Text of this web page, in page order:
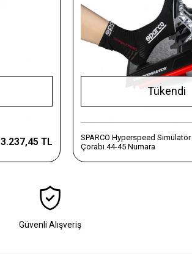
3.237,45 TL
Tükendi
SPARCO Hyperspeed Simülatör
Çorabı 44-45 Numara
Güvenli Alışveriş